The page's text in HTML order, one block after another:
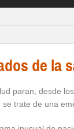
de la
paran, desde
trate de una